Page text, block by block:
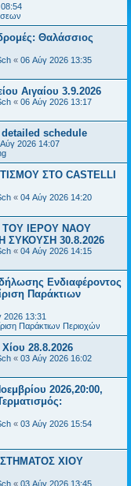
Θαλάσσιος
« 06 Αύγ 2026 13:35
Αιγαίου 3.9.2026
« 06 Αύγ 2026 13:17
schedule
2026 14:07
ΣΤΟ CASTELLI
« 04 Αύγ 2026 14:20
ΤΟΥ ΙΕΡΟΥ ΝΑΟΥ
ΣΥΚΟΥΣΗ 30.8.2026
« 04 Αύγ 2026 14:15
Ενδιαφέροντος
Παράκτιων
2026 13:31
Παράκτιων Περιοχών
28.8.2026
« 03 Αύγ 2026 16:02
2026,20:00,
« 03 Αύγ 2026 15:54
ΧΙΟΥ
« 03 Αύγ 2026 13:45